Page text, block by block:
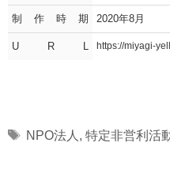
制作時期 2020年8月
U R L https://miyagi-
Tags
NPO法人 , 特定非営利活